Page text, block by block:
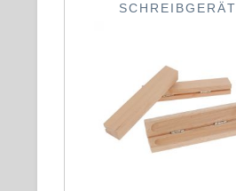
SCHREIBGERÄT